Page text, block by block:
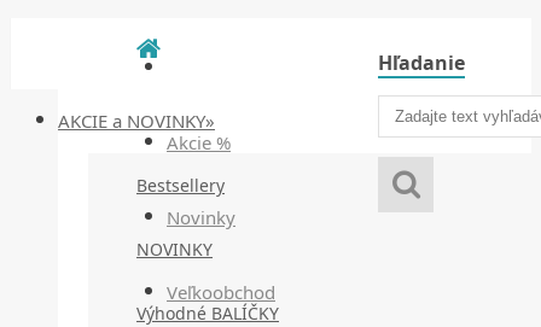
Akcie %
Novinky
Veľkoobchod
Hľadanie
AKCIE a NOVINKY»
Bestsellery
NOVINKY
Výhodné BALÍČKY